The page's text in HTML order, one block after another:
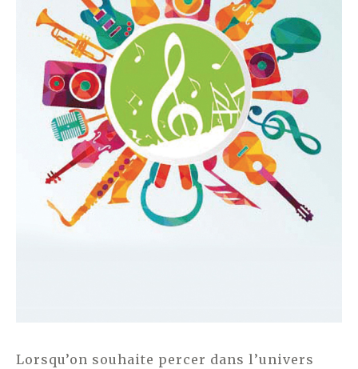
Lorsqu’on souhaite percer dans l’univers